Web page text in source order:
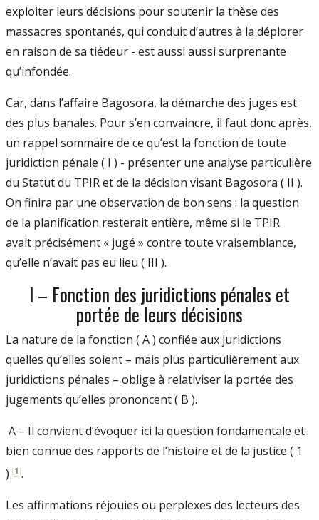
exploiter leurs décisions pour soutenir la thèse des
massacres spontanés, qui conduit d’autres à la déplorer
en raison de sa tiédeur - est aussi aussi surprenante
qu’infondée.
Car, dans l’affaire Bagosora, la démarche des juges est
des plus banales. Pour s’en convaincre, il faut donc après,
un rappel sommaire de ce qu’est la fonction de toute
juridiction pénale ( I ) - présenter une analyse particulière
du Statut du TPIR et de la décision visant Bagosora ( II ).
On finira par une observation de bon sens : la question
de la planification resterait entière, même si le TPIR
avait précisément « jugé » contre toute vraisemblance,
qu’elle n’avait pas eu lieu ( III ).
I – Fonction des juridictions pénales et
portée de leurs décisions
La nature de la fonction ( A ) confiée aux juridictions
quelles qu’elles soient – mais plus particulièrement aux
juridictions pénales – oblige à relativiser la portée des
jugements qu’elles prononcent ( B ).
A – Il convient d’évoquer ici la question fondamentale et
bien connue des rapports de l’histoire et de la justice ( 1
) [1].
Les affirmations réjouies ou perplexes des lecteurs des